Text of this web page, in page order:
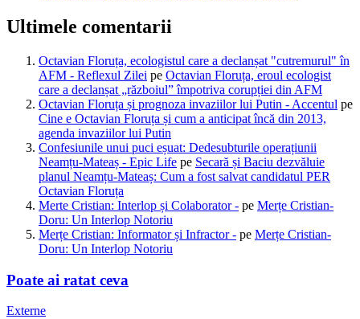
Ultimele comentarii
Octavian Floruța, ecologistul care a declanșat "cutremurul" în
AFM - Reflexul Zilei pe Octavian Floruța, eroul ecologist
care a declanșat „războiul” împotriva corupției din AFM
Octavian Floruța și prognoza invaziilor lui Putin - Accentul pe
Cine e Octavian Floruța și cum a anticipat încă din 2013,
agenda invaziilor lui Putin
Confesiunile unui puci eșuat: Dedesubturile operațiunii
Neamțu-Mateaș - Epic Life pe Secară și Baciu dezvăluie
planul Neamțu-Mateaș: Cum a fost salvat candidatul PER
Octavian Floruța
Merte Cristian: Interlop și Colaborator - pe Merțe Cristian-
Doru: Un Interlop Notoriu
Merțe Cristian: Informator și Infractor - pe Merțe Cristian-
Doru: Un Interlop Notoriu
Poate ai ratat ceva
Externe